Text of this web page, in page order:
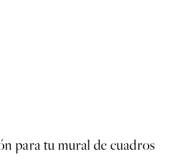
para tu mural de cuadros